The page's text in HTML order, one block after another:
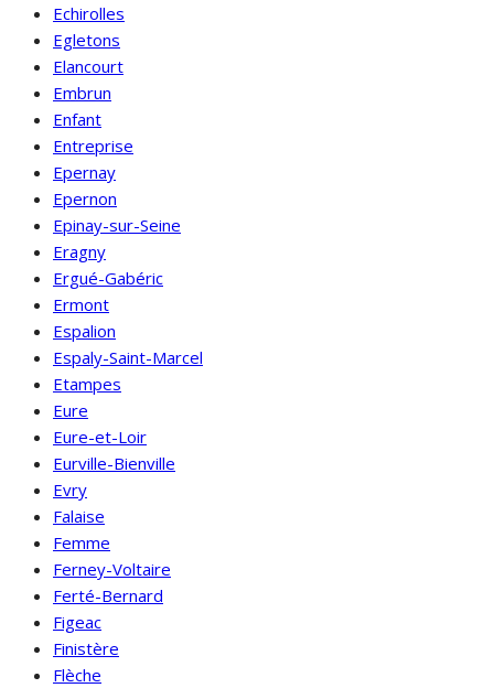
Echirolles
Egletons
Elancourt
Embrun
Enfant
Entreprise
Epernay
Epernon
Epinay-sur-Seine
Eragny
Ergué-Gabéric
Ermont
Espalion
Espaly-Saint-Marcel
Etampes
Eure
Eure-et-Loir
Eurville-Bienville
Evry
Falaise
Femme
Ferney-Voltaire
Ferté-Bernard
Figeac
Finistère
Flèche